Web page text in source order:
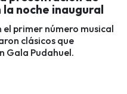
la noche inaugural
primer número musical
clásicos que
Gala Pudahuel.